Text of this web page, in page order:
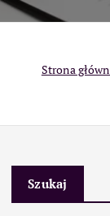
o
c
Strona
Szukaj